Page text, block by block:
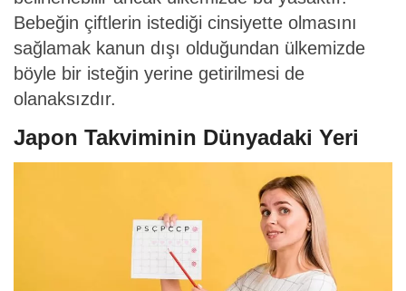
Bebeğin çiftlerin istediği cinsiyette olmasını
sağlamak kanun dışı olduğundan ülkemizde
böyle bir isteğin yerine getirilmesi de
olanaksızdır.
Japon Takviminin Dünyadaki Yeri